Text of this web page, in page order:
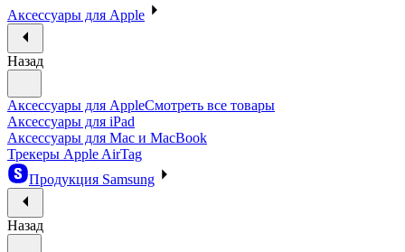
Аксессуары для Apple
Назад
Аксессуары для AppleСмотреть все товары
Аксессуары для iPad
Аксессуары для Mac и MacBook
Трекеры Apple AirTag
Продукция Samsung
Назад